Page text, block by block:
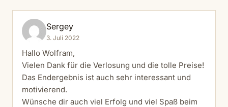
Sergey
3. Juli 2022
Hallo Wolfram,
Vielen Dank für die Verlosung und die tolle Preise!
Das Endergebnis ist auch sehr interessant und
motivierend.
Wünsche dir auch viel Erfolg und viel Spaß beim